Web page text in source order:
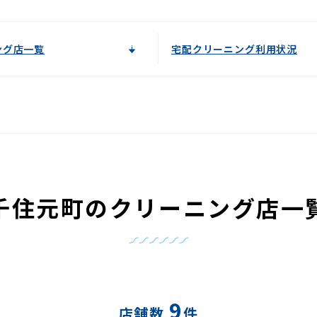
店一覧 宅配クリーニング利用状況
住元町のクリーニング店一
9